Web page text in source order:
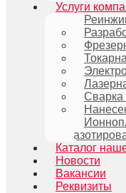
Услуги
Сварка
Каталог
Новости
Вакансии
Реквизиты